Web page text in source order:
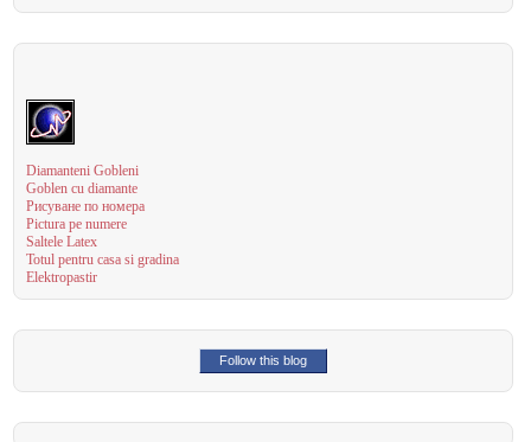
Diamanteni Gobleni
Goblen cu diamante
Рисуване по номера
Pictura pe numere
Saltele Latex
Totul pentru casa si gradina
Elektropastir
Follow this blog